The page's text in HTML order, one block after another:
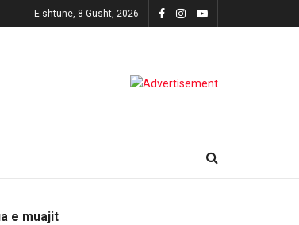
E shtunë, 8 Gusht, 2026
e muajit